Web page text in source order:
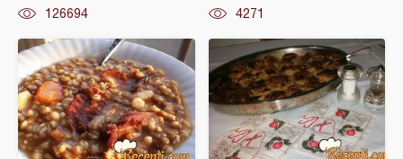
126694 4271